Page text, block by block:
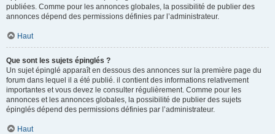
publiées. Comme pour les annonces globales, la possibilité de publier des
annonces dépend des permissions définies par l’administrateur.
Haut
Que sont les sujets épinglés ?
Un sujet épinglé apparaît en dessous des annonces sur la première page du
forum dans lequel il a été publié. il contient des informations relativement
importantes et vous devez le consulter régulièrement. Comme pour les
annonces et les annonces globales, la possibilité de publier des sujets
épinglés dépend des permissions définies par l’administrateur.
Haut